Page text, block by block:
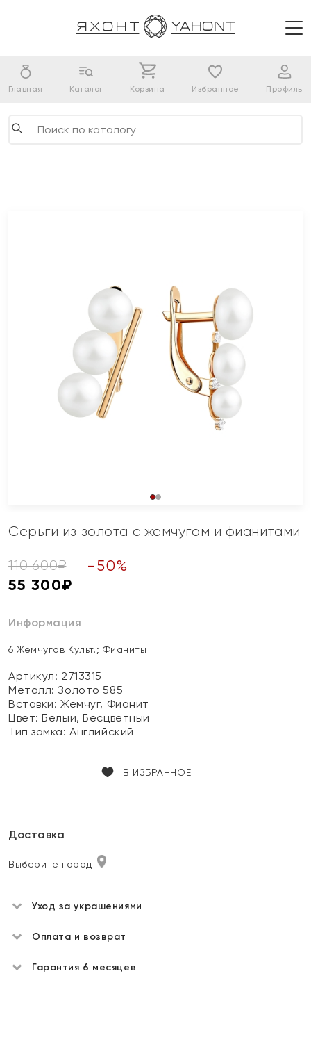
Главная Каталог Корзина Избранное Профиль
Серьги из золота с жемчугом и фианитами
110 600₽ - 50%
55 300₽
Информация
6 Жемчугов Культ.; Фианиты
Артикул: 2713315
Металл:Золото 585
Вставки:Жемчуг, Фианит
Цвет:Белый, Бесцветный
Тип замка:Английский
В ИЗБРАННОЕ
Доставка
Выберите город
Уход за украшениями
Оплата и возврат
Гарантия 6 месяцев